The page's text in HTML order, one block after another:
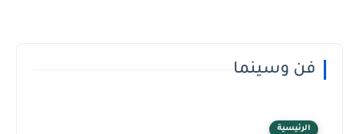
فن وسينما
الرئيسية